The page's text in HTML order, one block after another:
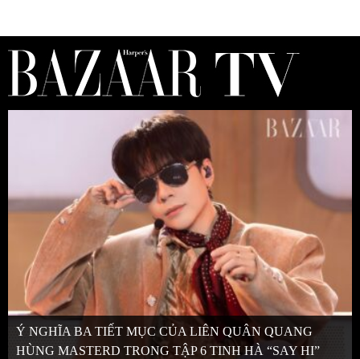
Ý NGHĨA BA TIẾT MỤC CỦA LIÊN QUÂN QUANG
HÙNG MASTERD TRONG TẬP 6 TINH HÀ “SAY HI”